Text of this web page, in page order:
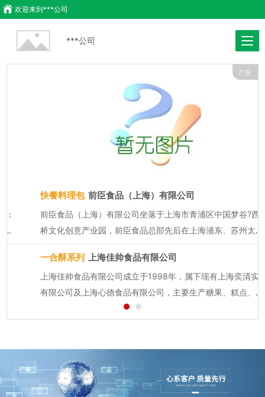
欢迎来到***公司
***公司
广告
快餐料理包 前臣食品（上海）有限公司
前臣食品（上海）有限公司坐落于上海市青浦区中国梦谷?西虹
桥文化创意产业园，前臣食品总部先后在上海浦东、苏州太
仓、泰州兴化设立3家食品工厂，投产面积约37000平，年产
能60万吨，是一家集科研、生产、销售、配送于一体的现代化
专业食品生产企业，...
一合酥系列 上海佳帅食品有限公司
上海佳帅食品有限公司成立于1998年，属下现有上海奕清实业
有限公司及上海心德食品有限公司，主要生产糖果、糕点、炒
货等传统食品。产品主要以“一合酥”糖、“祥云酥”系列产品为